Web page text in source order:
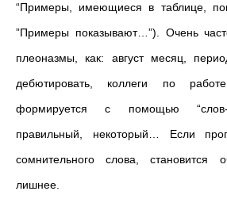
“Примеры, имеющиеся в таблице,
”Примеры показывают…”). Очень
плеоназмы, как: август месяц,
дебютировать, коллеги по
формируется с помощью “слов-
правильный, некоторый… Если
сомнительного слова, становится
лишнее.